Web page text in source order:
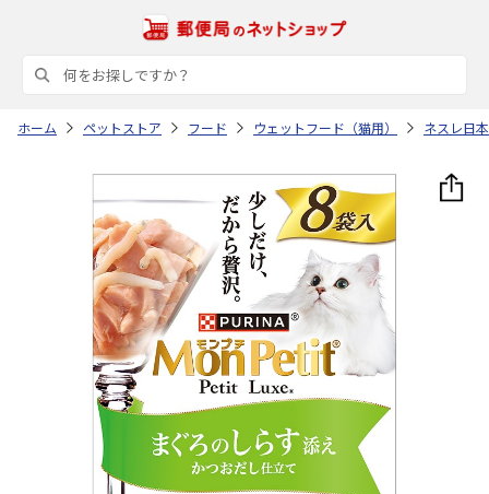
ホーム ペットストア フード ウェットフード（猫用） ネスレ日